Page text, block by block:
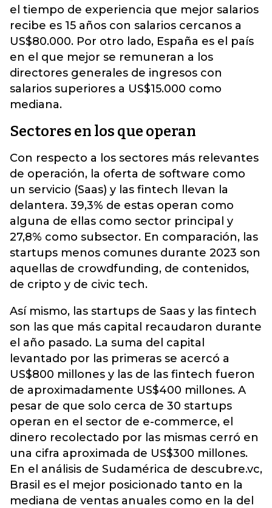
el tiempo de experiencia que mejor salarios
recibe es 15 años con salarios cercanos a
US$80.000. Por otro lado, España es el país
en el que mejor se remuneran a los
directores generales de ingresos con
salarios superiores a US$15.000 como
mediana.
Sectores en los que operan
Con respecto a los sectores más relevantes
de operación, la oferta de software como
un servicio (Saas) y las fintech llevan la
delantera. 39,3% de estas operan como
alguna de ellas como sector principal y
27,8% como subsector. En comparación, las
startups menos comunes durante 2023 son
aquellas de crowdfunding, de contenidos,
de cripto y de civic tech.
Así mismo, las startups de Saas y las fintech
son las que más capital recaudaron durante
el año pasado. La suma del capital
levantado por las primeras se acercó a
US$800 millones y las de las fintech fueron
de aproximadamente US$400 millones. A
pesar de que solo cerca de 30 startups
operan en el sector de e-commerce, el
dinero recolectado por las mismas cerró en
una cifra aproximada de US$300 millones.
En el análisis de Sudamérica de descubre.vc,
Brasil es el mejor posicionado tanto en la
mediana de ventas anuales como en la del